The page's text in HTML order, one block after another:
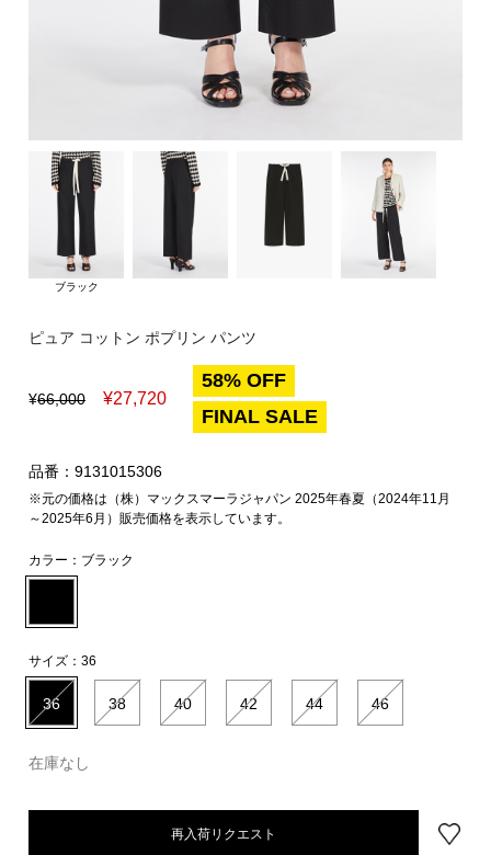
ブラック
ピュア コットン ポプリン パンツ
¥66,000 ¥27,720
58% OFF
FINAL SALE
品番：9131015306
※元の価格は（株）マックスマーラジャパン 2025年春夏（2024年11月
～2025年6月）販売価格を表示しています。
カラー： ブラック
サイズ：36
36 38 40 42 44 46
在庫なし
再入荷リクエスト